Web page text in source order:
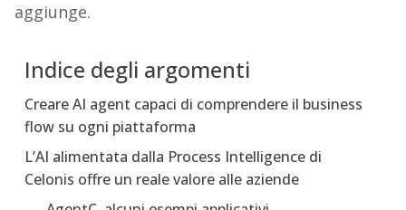
aggiunge.
Indice degli argomenti
Creare AI agent capaci di comprendere il business
flow su ogni piattaforma
L’AI alimentata dalla Process Intelligence di
Celonis offre un reale valore alle aziende